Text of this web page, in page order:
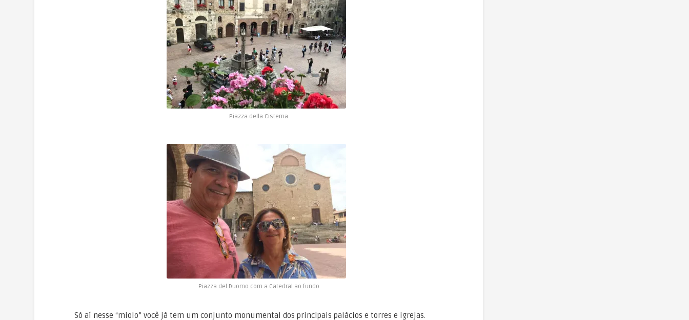
Piazza della Cisterna
Piazza del Duomo com a Catedral ao fundo
Só aí nesse “miolo” você já tem um conjunto monumental dos principais palácios e torres e igrejas.